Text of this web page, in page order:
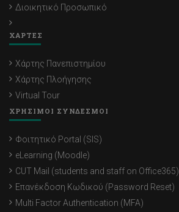
Διοικητικό Προσωπικό
ΧΑΡΤΕΣ
Χάρτης Πανεπιστημίου
Χάρτης Πλοήγησης
Virtual Tour
ΧΡΗΣΙΜΟΙ ΣΥΝΔΕΣΜΟΙ
Φοιτητικό Portal (SIS)
eLearning (Moodle)
CUT Mail (students and staff on Office365)
Επανέκδοση Κωδικού (Password Reset)
Multi Factor Authentication (MFA)